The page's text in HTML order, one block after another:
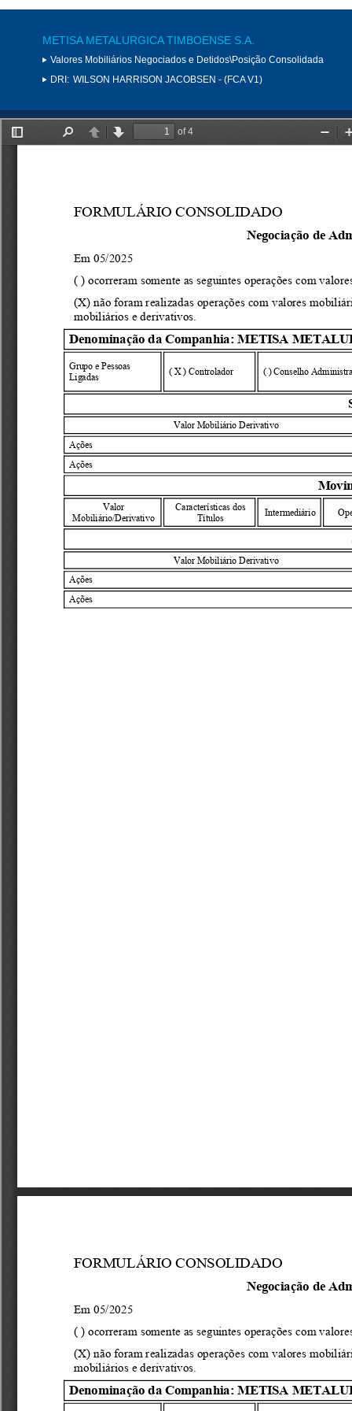
METISA METALURGICA TIMBOENSE S.A.
Valores Mobiliários Negociados e Detidos\Posição Consolidada
DRI: WILSON HARRISON JACOBSEN - (FCA V1)